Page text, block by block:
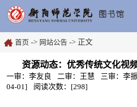
首页 -> 网站公告 -> 正文
资源动态：优秀传统文化视
一审：李友良 二审：王慧 三审：李
04-01] 阅读次数：[298]